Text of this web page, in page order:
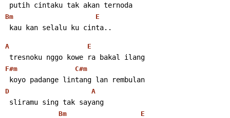
putih cintaku tak akan ternoda
Bm E
kau kan selalu ku cinta..
A E
tresnoku nggo kowe ra bakal ilang
F#m C#m
koyo padange lintang lan rembulan
D A
sliramu sing tak sayang
Bm E